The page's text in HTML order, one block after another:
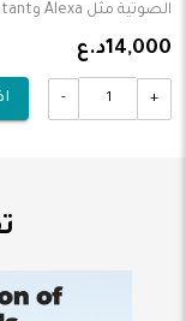
الصوتية مثل Alexa وGoogle Assistant.
14,000د.ع
+
-